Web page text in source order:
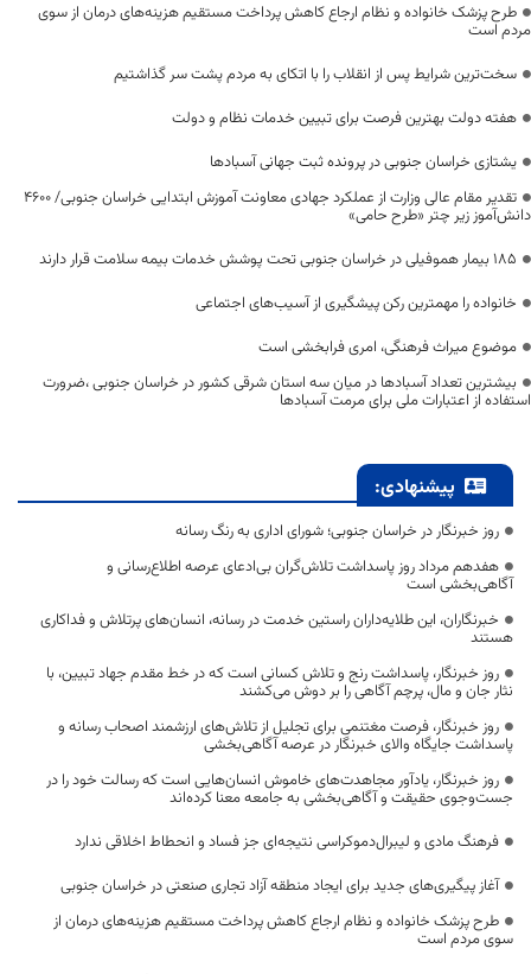
طرح پزشک خانواده و نظام ارجاع کاهش پرداخت مستقیم هزینه‌های درمان از سوی
مردم است
سخت‌ترین شرایط پس از انقلاب را با اتکای به مردم پشت سر گذاشتیم
هفته دولت بهترین فرصت برای تبیین خدمات نظام و دولت
یشتازی خراسان جنوبی در پرونده ثبت جهانی آسبادها
تقدیر مقام عالی وزارت از عملکرد جهادی معاونت آموزش ابتدایی خراسان جنوبی/ ۴۶۰۰
دانش‌آموز زیر چتر «طرح حامی»
۱۸۵ بیمار هموفیلی در خراسان جنوبی تحت پوشش خدمات بیمه سلامت قرار دارند
خانواده را مهمترین رکن پیشگیری از آسیب‌های اجتماعی
موضوع میراث فرهنگی، امری فرابخشی است
بیشترین تعداد آسبادها در میان سه استان شرقی کشور در خراسان جنوبی ،ضرورت
استفاده از اعتبارات ملی برای مرمت آسبادها
پیشنهادی:
روز خبرنگار در خراسان جنوبی؛ شورای اداری به رنگ رسانه
هفدهم مرداد روز پاسداشت تلاش‌گران بی‌ادعای عرصه اطلاع‌رسانی و
آگاهی‌بخشی است
خبرنگاران، این طلایه‌داران راستین خدمت در رسانه، انسان‌های پرتلاش و فداکاری
هستند
روز خبرنگار، پاسداشت رنج و تلاش کسانی است که در خط مقدم جهاد تبیین، با
نثار جان و مال، پرچم آگاهی را بر دوش می‌کشند
روز خبرنگار، فرصت مغتنمی برای تجلیل از تلاش‌های ارزشمند اصحاب رسانه و
پاسداشت جایگاه والای خبرنگار در عرصه آگاهی‌بخشی
روز خبرنگار، یادآور مجاهدت‌های خاموش انسان‌هایی است که رسالت خود را در
جست‌وجوی حقیقت و آگاهی‌بخشی به جامعه معنا کرده‌اند
فرهنگ مادی و لیبرال‌دموکراسی نتیجه‌ای جز فساد و انحطاط اخلاقی ندارد
آغاز پیگیری‌های جدید برای ایجاد منطقه آزاد تجاری صنعتی در خراسان جنوبی
طرح پزشک خانواده و نظام ارجاع کاهش پرداخت مستقیم هزینه‌های درمان از
سوی مردم است